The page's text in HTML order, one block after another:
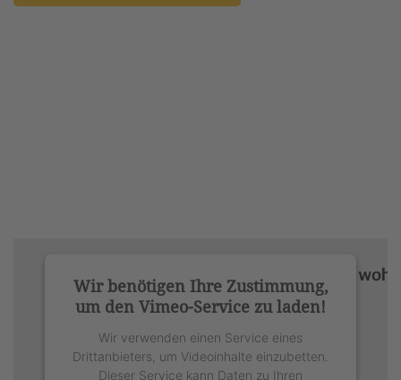
Wir benötigen Ihre Zustimmung,
um den Vimeo-Service zu laden!
Wir verwenden einen Service eines
Drittanbieters, um Videoinhalte einzubetten.
Dieser Service kann Daten zu Ihren